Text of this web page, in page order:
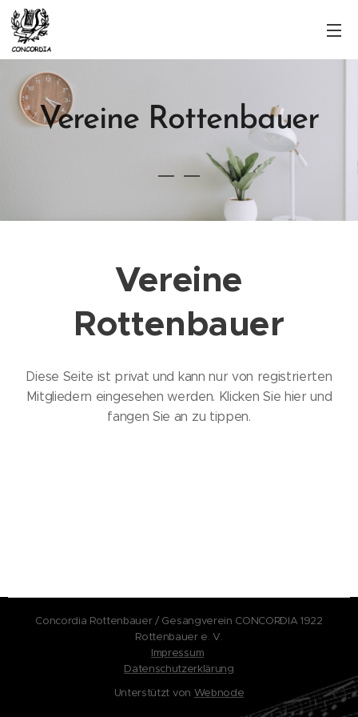
Vereine Rottenbauer
Vereine
Rottenbauer
Diese Seite ist privat und kann nur von registrierten
Mitgliedern eingesehen werden. Klicken Sie hier und
fangen Sie an zu tippen.
Concordia Rottenbauer / Gesangverein CONCORDIA 1922
Rottenbauer e. V.
Impressum
Datenschutzerklärung
Unterstützt von Webnode